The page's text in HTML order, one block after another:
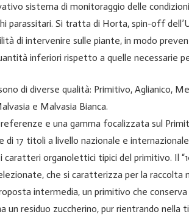
sistema di monitoraggio delle
parassitari. Si tratta di Horta, spin-off
di intervenire sulle piante, in modo
inferiori rispetto a quelle necessarie
di diverse qualità: Primitivo, Aglianico,
e Malvasia Bianca.
referenze e una gamma focalizzata sul
di 17 titoli a livello nazionale e
organolettici tipici del primitivo. Il
che si caratterizza per la raccolta
intermedia, un primitivo che
un residuo zuccherino, pur rientrando nella